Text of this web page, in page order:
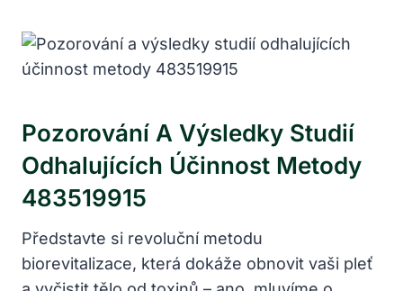
Pozorování A Výsledky Studií
Odhalujících Účinnost Metody
483519915
Představte si revoluční metodu
biorevitalizace, která dokáže obnovit vaši pleť